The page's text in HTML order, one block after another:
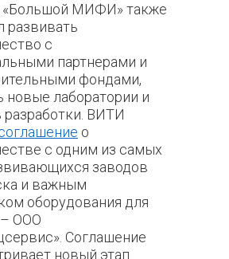
«Большой МИФИ» также
развивать
с
партнерами и
фондами,
новые лаборатории и
разработки. ВИТИ
о
с одним из самых
заводов
и важным
оборудования для
ООО
Соглашение
новый этап